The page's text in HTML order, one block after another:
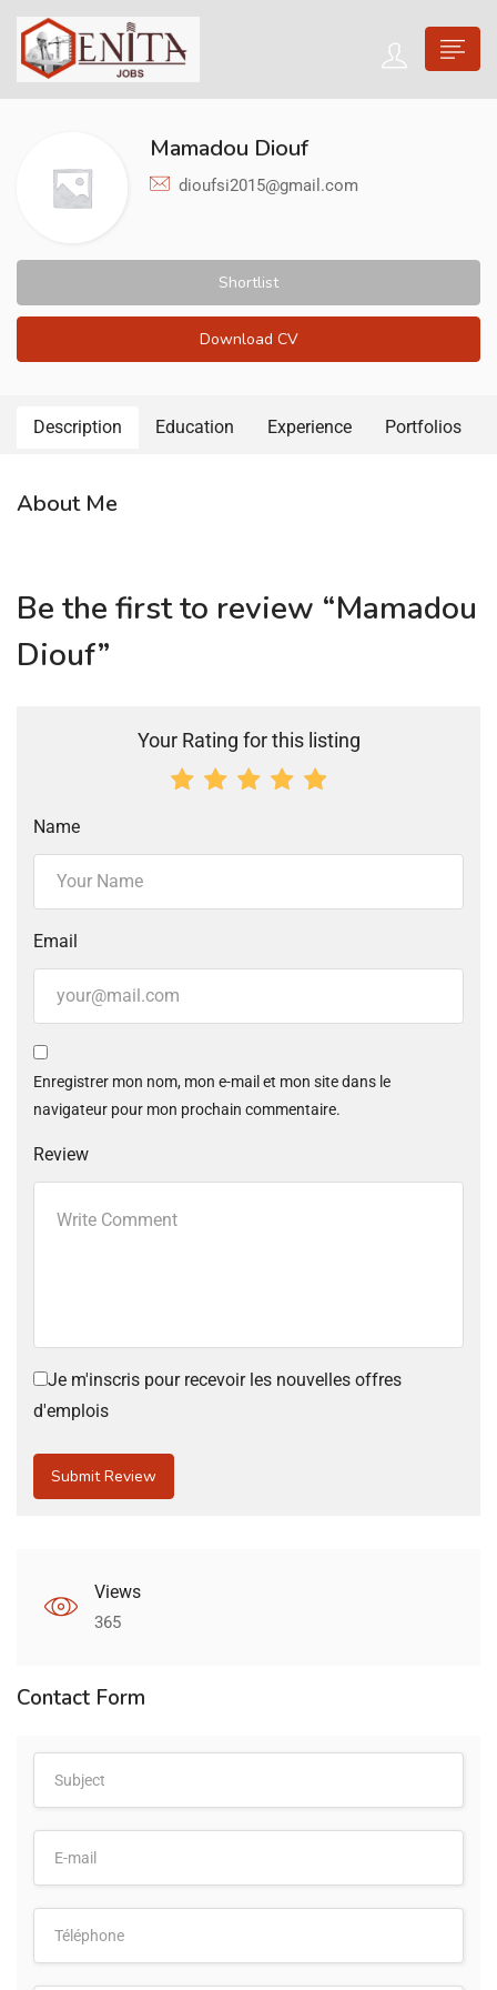
Mamadou Diouf
dioufsi2015@gmail.com
Shortlist
Download CV
Description Education Experience Portfolios
About Me
Be the first to review “Mamadou
Diouf”
Your Rating for this listing
Name
Email
Enregistrer mon nom, mon e-mail et mon site dans le
navigateur pour mon prochain commentaire.
Review
Je m'inscris pour recevoir les nouvelles offres
d'emplois
Views
365
Contact Form